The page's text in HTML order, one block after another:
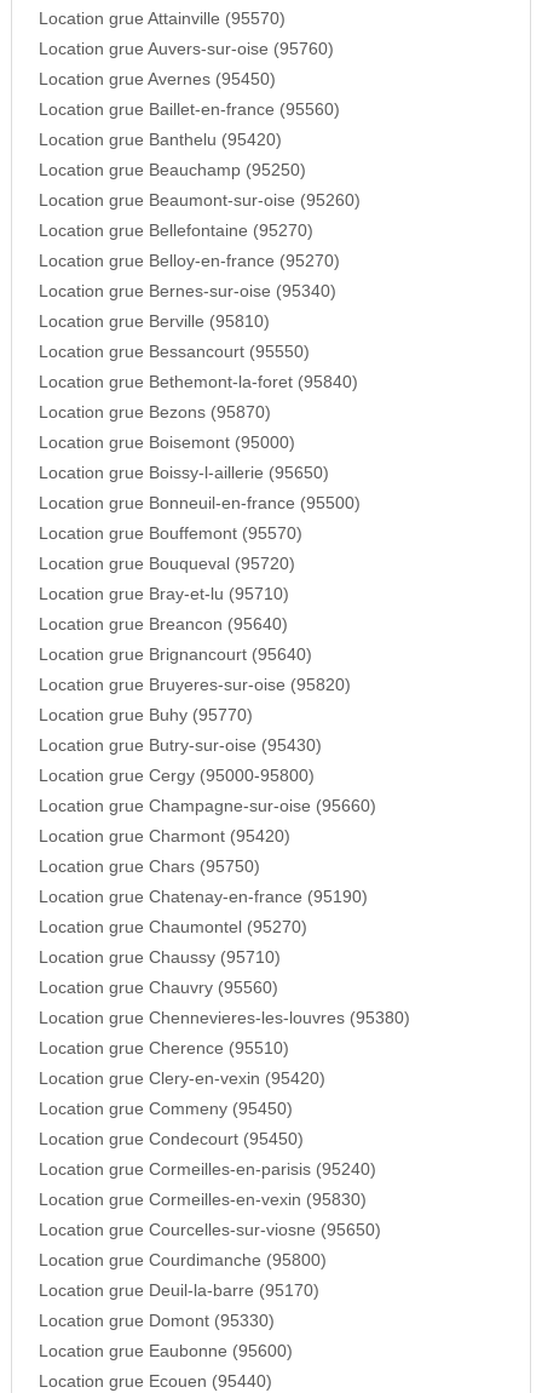
Location grue Attainville (95570)
Location grue Auvers-sur-oise (95760)
Location grue Avernes (95450)
Location grue Baillet-en-france (95560)
Location grue Banthelu (95420)
Location grue Beauchamp (95250)
Location grue Beaumont-sur-oise (95260)
Location grue Bellefontaine (95270)
Location grue Belloy-en-france (95270)
Location grue Bernes-sur-oise (95340)
Location grue Berville (95810)
Location grue Bessancourt (95550)
Location grue Bethemont-la-foret (95840)
Location grue Bezons (95870)
Location grue Boisemont (95000)
Location grue Boissy-l-aillerie (95650)
Location grue Bonneuil-en-france (95500)
Location grue Bouffemont (95570)
Location grue Bouqueval (95720)
Location grue Bray-et-lu (95710)
Location grue Breancon (95640)
Location grue Brignancourt (95640)
Location grue Bruyeres-sur-oise (95820)
Location grue Buhy (95770)
Location grue Butry-sur-oise (95430)
Location grue Cergy (95000-95800)
Location grue Champagne-sur-oise (95660)
Location grue Charmont (95420)
Location grue Chars (95750)
Location grue Chatenay-en-france (95190)
Location grue Chaumontel (95270)
Location grue Chaussy (95710)
Location grue Chauvry (95560)
Location grue Chennevieres-les-louvres (95380)
Location grue Cherence (95510)
Location grue Clery-en-vexin (95420)
Location grue Commeny (95450)
Location grue Condecourt (95450)
Location grue Cormeilles-en-parisis (95240)
Location grue Cormeilles-en-vexin (95830)
Location grue Courcelles-sur-viosne (95650)
Location grue Courdimanche (95800)
Location grue Deuil-la-barre (95170)
Location grue Domont (95330)
Location grue Eaubonne (95600)
Location grue Ecouen (95440)